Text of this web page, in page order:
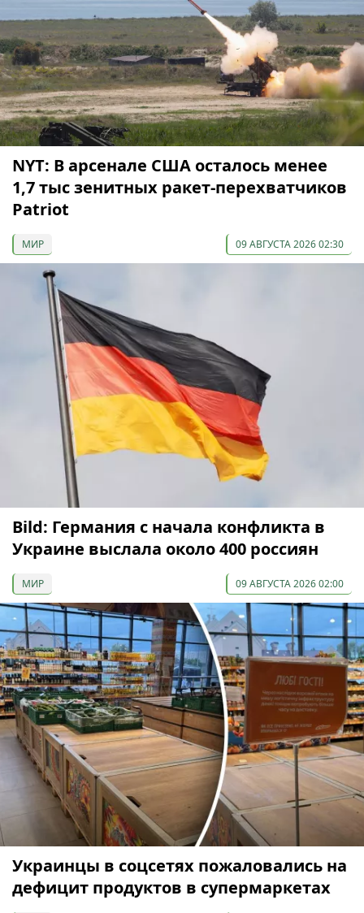
NYT: В арсенале США осталось менее
1,7 тыс зенитных ракет-перехватчиков
Patriot
МИР 09 АВГУСТА 2026 02:30
Bild: Германия с начала конфликта в
Украине выслала около 400 россиян
МИР 09 АВГУСТА 2026 02:00
Украинцы в соцсетях пожаловались на
дефицит продуктов в супермаркетах